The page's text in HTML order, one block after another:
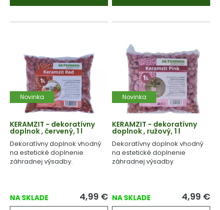
Novinka
KERAMZIT - dekoratívny
doplnok , červený, 1 l
Dekoratívny doplnok vhodný
na estetické doplnenie
záhradnej výsadby.
NA SKLADE 4,99 €
Novinka
KERAMZIT - dekoratívny
doplnok , ružový, 1 l
Dekoratívny doplnok vhodný
na estetické doplnenie
záhradnej výsadby.
NA SKLADE 4,99 €